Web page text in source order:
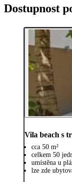
Dostupnost
Vila beach s
cca 50 m²
celkem 50
umístěna u
lze zde